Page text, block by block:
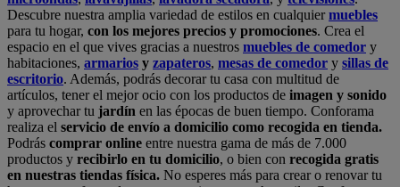
Conforama solo comercializa a través de su website o, físicamente,
en sus tiendas de sofás.
Alcalá de Guadaíra,Alcalá de Henares,Alcorcón,Alfafar ,Alicante,
Arinaga,Asturias,Badalona,Barakaldo,Barcelona,Burjassot
Castellón ,Chafiras,Cordoba,Elche ,Finestrat, Granada,Huércal de
Almería,La Coruña,La Laguna,La Zenia,Lanzarote ,León,
Lleida,Los Barrios,Madrid, Majadahonda,Málaga,Murcia,
Orotava,Palma, Pamplona,Rivas,Sabadell ,Sagunto, Salt, Girona
San Sebastian,Sant Boi, Santander,Santiago de Compostela,
Sevilla,Tamaraceite,Terrassa, Viana,Vilanova i la Geltrú,Zaragoza